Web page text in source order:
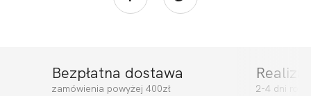
MADERA
Bezpłatna dostawa
zamówienia powyżej 400zł 2-4 dni